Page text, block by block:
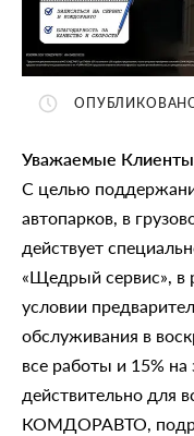
Уважаемые
С целью
автопарков, в
действует
«Щедрый сервис»,
условии
обслуживания в
все работы и 15%
действительно для
КОМДОРАВТО,